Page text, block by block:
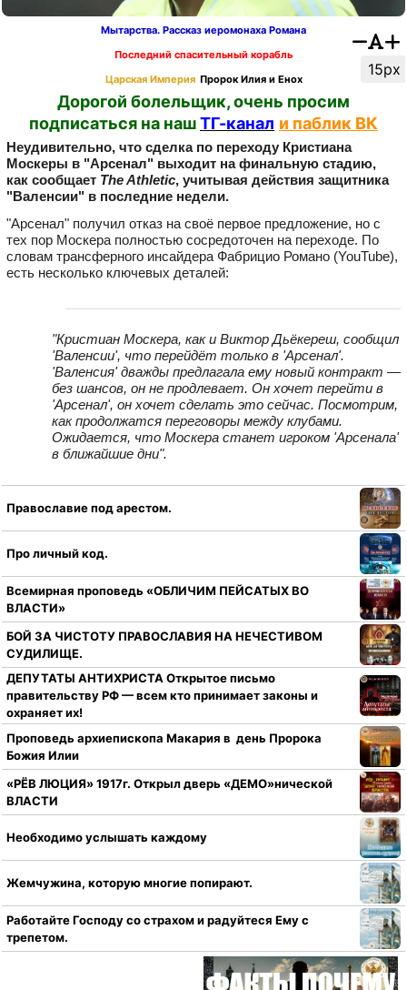
15px
Мытарства. Рассказ иеромонаха Романа
Последний спасительный корабль
Царская Империя Пророк Илия и Енох
Дорогой болельщик, очень просим
подписаться на нашТГ-канал и паблик ВК
Неудивительно, что сделка по переходу Кристиана
Москеры в "Арсенал" выходит на финальную стадию,
как сообщает The Athletic, учитывая действия защитника
"Валенсии" в последние недели.
"Арсенал" получил отказ на своё первое предложение, но с
тех пор Москера полностью сосредоточен на переходе. По
словам трансферного инсайдера Фабрицио Романо (YouTube),
есть несколько ключевых деталей:
"Кристиан Москера, как и Виктор Дьёкереш, сообщил
'Валенсии', что перейдёт только в 'Арсенал'.
'Валенсия' дважды предлагала ему новый контракт —
без шансов, он не продлевает. Он хочет перейти в
'Арсенал', он хочет сделать это сейчас. Посмотрим,
как продолжатся переговоры между клубами.
Ожидается, что Москера станет игроком 'Арсенала'
в ближайшие дни".
Православие под арестом.
Про личный код.
Всемирная проповедь «ОБЛИЧИМ ПЕЙСАТЫХ ВО
ВЛАСТИ»
БОЙ ЗА ЧИСТОТУ ПРАВОСЛАВИЯ НА НЕЧЕСТИВОМ
СУДИЛИЩЕ.
ДЕПУТАТЫ АНТИХРИСТА Открытое письмо
правительству РФ — всем кто принимает законы и
охраняет их!
Проповедь архиепископа Макария в день Пророка
Божия Илии
«РЁВ ЛЮЦИЯ» 1917г. Открыл дверь «ДЕМО»нической
ВЛАСТИ
Необходимо услышать каждому
Жемчужина, которую многие попирают.
Работайте Господу со страхом и радуйтеся Ему с
трепетом.